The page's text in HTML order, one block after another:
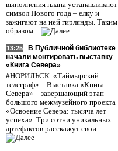
выполнения плана устанавливают
символ Нового года – елку и
зажигают на ней гирлянды. Таким
образом…
13:25
В Публичной библиотеке
начали монтировать выставку
«Книга Севера»
#НОРИЛЬСК. «Таймырский
телеграф» – Выставка «Книга
Севера» – завершающий этап
большого межмузейного проекта
«Освоение Севера: тысяча лет
успеха». Три сотни уникальных
артефактов расскажут свои…